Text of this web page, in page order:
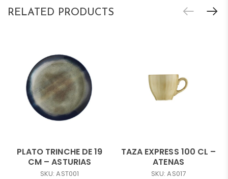
RELATED PRODUCTS
PLATO TRINCHE DE 19
CM – ASTURIAS
SKU: AST001
TAZA EXPRESS 100 CL –
ATENAS
SKU: AS017